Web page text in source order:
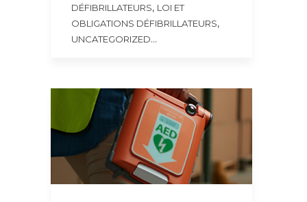
DÉFIBRILLATEURS, LOI ET
OBLIGATIONS DÉFIBRILLATEURS,
UNCATEGORIZED...